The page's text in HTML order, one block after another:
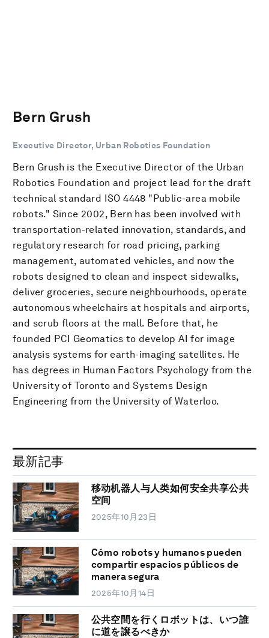
Bern Grush
Executive Director, Urban Robotics Foundation
Bern Grush is the Executive Director of the Urban
Robotics Foundation and project lead for the draft
technical standard ISO 4448 "Public-area mobile
robots." Since 2002, Bern has been involved with
transportation-related innovation, standards, and
regulatory research for road pricing, parking
management, automated vehicles, and now the
robots designed to clean and inspect sidewalks,
deliver groceries, secure neighbourhoods, operate
autonomous wheelchairs at hospitals and airports,
and scrub floors at the mall. Before that, he
founded PCI Geomatics to develop AI for image
analysis systems for earth-imaging satellites. He
has degrees in Human Factors Psychology from the
University of Toronto and Systems Design
Engineering from the University of Waterloo.
最新記事
移动机器人与人类如何安全共享公共
空间
2025年10月23日
Cómo robots y humanos pueden
compartir espacios públicos de
manera segura
2025年10月14日
公共空間を行くロボットは、いつ誰
に道を譲るべきか